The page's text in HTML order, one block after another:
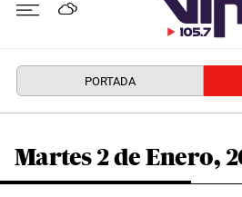
PORTADA
Martes 2 de Enero,